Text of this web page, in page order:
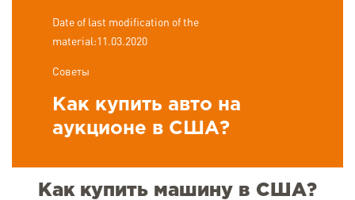
Date of last modification of the
material:11.03.2020
Советы
Как купить авто на
аукционе в США?
Как купить машину в США?